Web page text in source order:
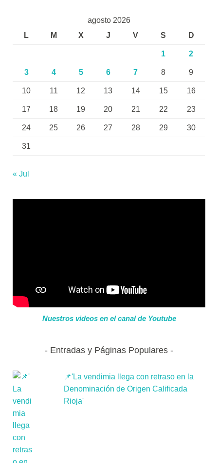
agosto 2026
L
M X J V S D
1 2
3 4 5 6 7 8 9
10 11 12 13 14 15 16
17 18 19 20 21 22 23
24 25 26 27 28 29 30
31
« Jul
Nuestros videos en el canal de Youtube
Entradas y Páginas Populares
📌'La vendimia llega con retraso en la
Denominación de Origen Calificada
Rioja'